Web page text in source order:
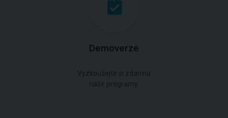
Demoverze
Vyzkoušejte si zdarma
naše programy.